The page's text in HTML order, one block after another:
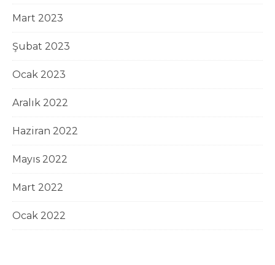
Mart 2023
Şubat 2023
Ocak 2023
Aralık 2022
Haziran 2022
Mayıs 2022
Mart 2022
Ocak 2022